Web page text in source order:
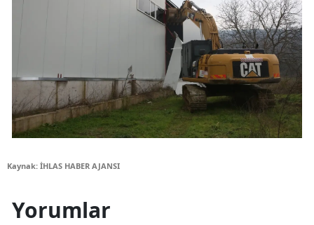
Kaynak: İHLAS HABER AJANSI
Yorumlar